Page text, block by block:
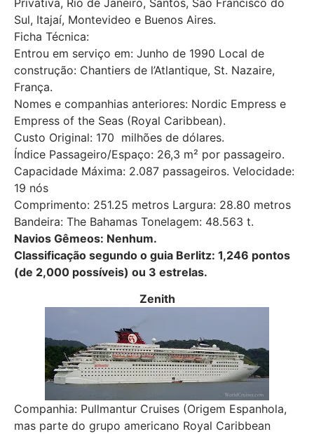
Privativa, Rio de Janeiro, Santos, São Francisco do
Sul, Itajaí, Montevideo e Buenos Aires.
Ficha Técnica:
Entrou em serviço em: Junho de 1990 Local de
construção: Chantiers de l’Atlantique, St. Nazaire,
França.
Nomes e companhias anteriores: Nordic Empress e
Empress of the Seas (Royal Caribbean).
Custo Original: 170 milhões de dólares.
Índice Passageiro/Espaço: 26,3 m² por passageiro.
Capacidade Máxima: 2.087 passageiros. Velocidade:
19 nós
Comprimento: 251.25 metros Largura: 28.80 metros
Bandeira: The Bahamas Tonelagem: 48.563 t.
Navios Gêmeos: Nenhum.
Classificação segundo o guia Berlitz: 1,246 pontos
(de 2,000 possíveis) ou 3 estrelas.
Zenith
Companhia: Pullmantur Cruises (Origem Espanhola,
mas parte do grupo americano Royal Caribbean